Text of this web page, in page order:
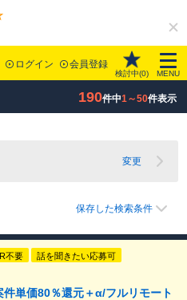
ログイン 会員登録
検討中(0) MENU
190件中1～50件表示
変更
保存した検索条件
不要 話を聞きたい応募可
単価80％還元＋α/フルリモート